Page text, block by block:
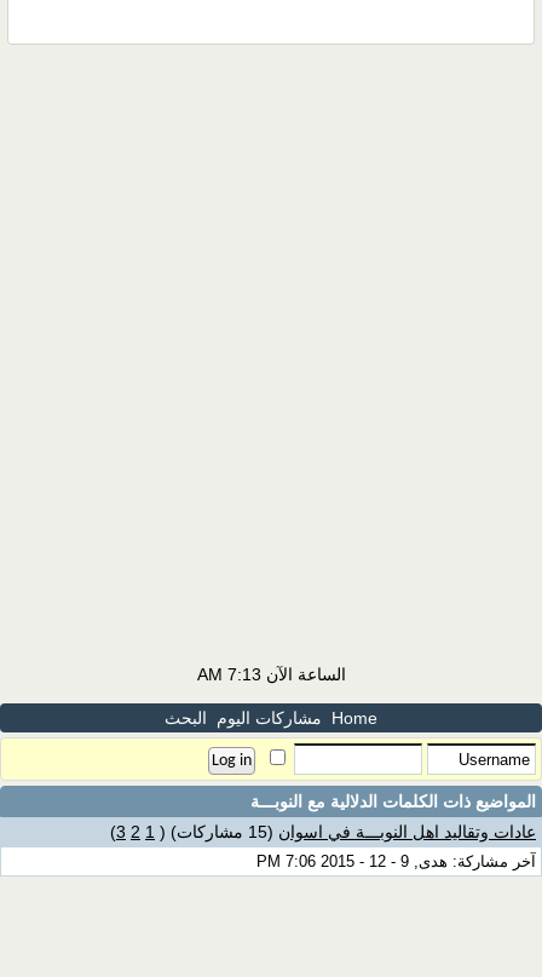
الساعة الآن 7:13 AM
Home مشاركات اليوم البحث
المواضيع ذات الكلمات الدلالية مع النوبـــة
عادات وتقاليد اهل النوبـــة في اسوان (15 مشاركات) (
1
2
3
)
آخر مشاركة: هدى, 9 - 12 - 2015 7:06 PM